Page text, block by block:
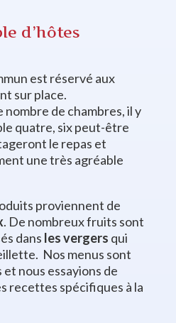
d’hôtes
est réservé aux
sur place.
nombre de chambres, il y
quatre, six peut-être
le repas et
une très agréable
proviennent de
. De nombreux fruits sont
dans les vergers qui
Nos menus sont
nous essayions de
recettes spécifiques à la